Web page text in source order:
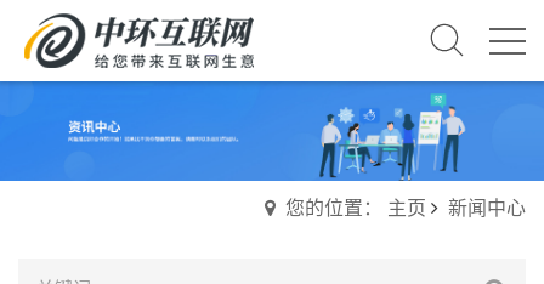
您的位置： 主页 新闻中心